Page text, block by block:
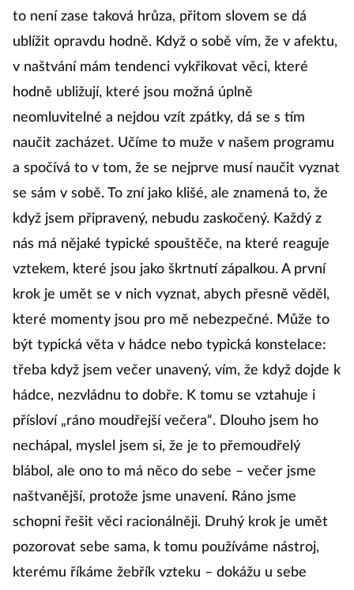
to není zase taková hrůza, přitom slovem se dá
ublížit opravdu hodně. Když o sobě vím, že v afektu,
v naštvání mám tendenci vykřikovat věci, které
hodně ubližují, které jsou možná úplně
neomluvitelné a nejdou vzít zpátky, dá se s tím
naučit zacházet. Učíme to muže v našem programu
a spočívá to v tom, že se nejprve musí naučit vyznat
se sám v sobě. To zní jako klišé, ale znamená to, že
když jsem připravený, nebudu zaskočený. Každý z
nás má nějaké typické spouštěče, na které reaguje
vztekem, které jsou jako škrtnutí zápalkou. A první
krok je umět se v nich vyznat, abych přesně věděl,
které momenty jsou pro mě nebezpečné. Může to
být typická věta v hádce nebo typická konstelace:
třeba když jsem večer unavený, vím, že když dojde k
hádce, nezvládnu to dobře. K tomu se vztahuje i
přísloví „ráno moudřejší večera“. Dlouho jsem ho
nechápal, myslel jsem si, že je to přemoudřelý
blábol, ale ono to má něco do sebe – večer jsme
naštvanější, protože jsme unavení. Ráno jsme
schopni řešit věci racionálněji. Druhý krok je umět
pozorovat sebe sama, k tomu používáme nástroj,
kterému říkáme žebřík vzteku – dokážu u sebe